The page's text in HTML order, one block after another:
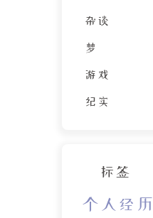
杂谈
梦
游戏
纪实
标签
个人经历